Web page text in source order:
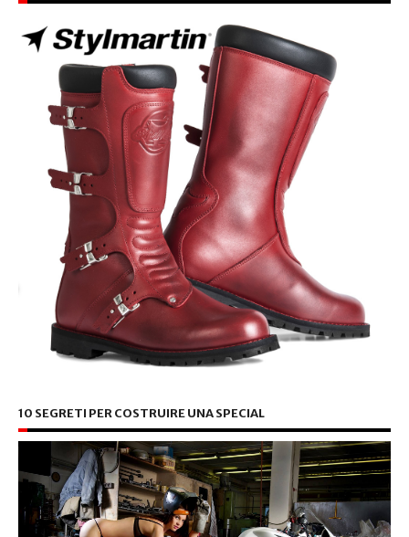
10 SEGRETI PER COSTRUIRE UNA SPECIAL